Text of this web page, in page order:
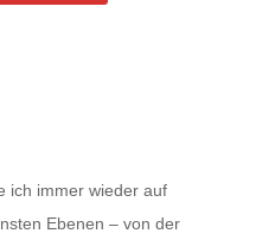
ich immer wieder auf
Ebenen – von der